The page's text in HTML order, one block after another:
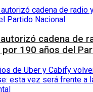
cadena de
190 años del